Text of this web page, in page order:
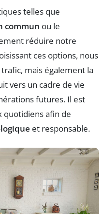
telles que
commun ou le
réduire notre
ces options, nous
mais également la
vers un cadre de vie
futures. Il est
quotidiens afin de
et responsable.